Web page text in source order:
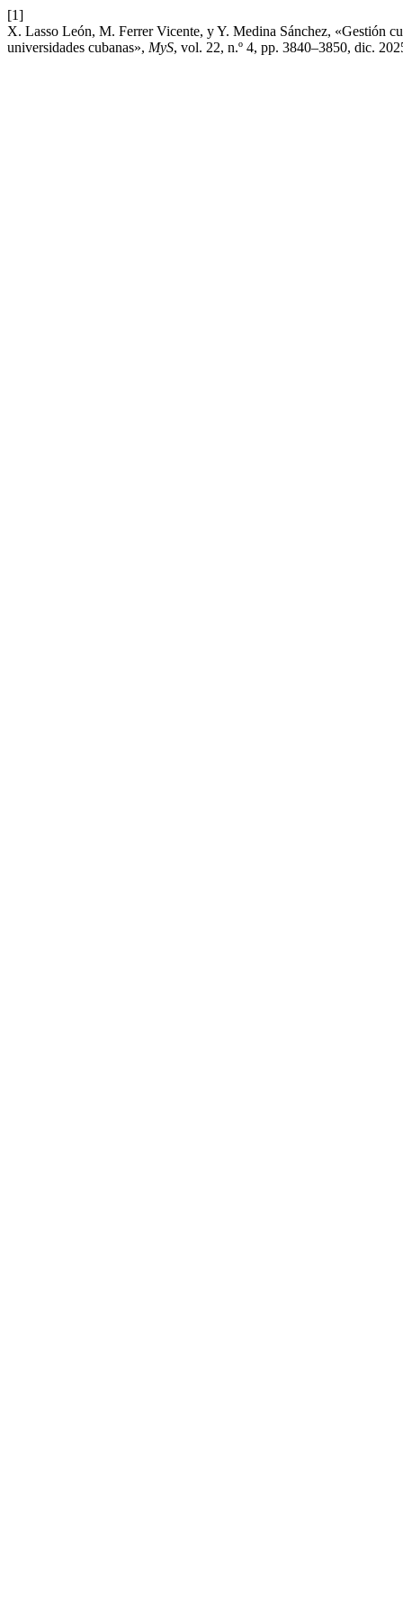
[1]
X. Lasso León, M. Ferrer Vicente, y Y. Medina Sánchez, «Gestión
universidades cubanas», MyS, vol. 22, n.º 4, pp. 3840–3850, dic.